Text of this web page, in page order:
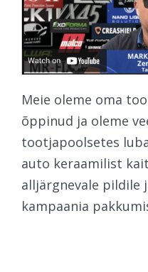
Meie oleme oma
õppinud ja oleme
tootjapoolsetes
auto keraamilist
alljärgnevale pildile
kampaania